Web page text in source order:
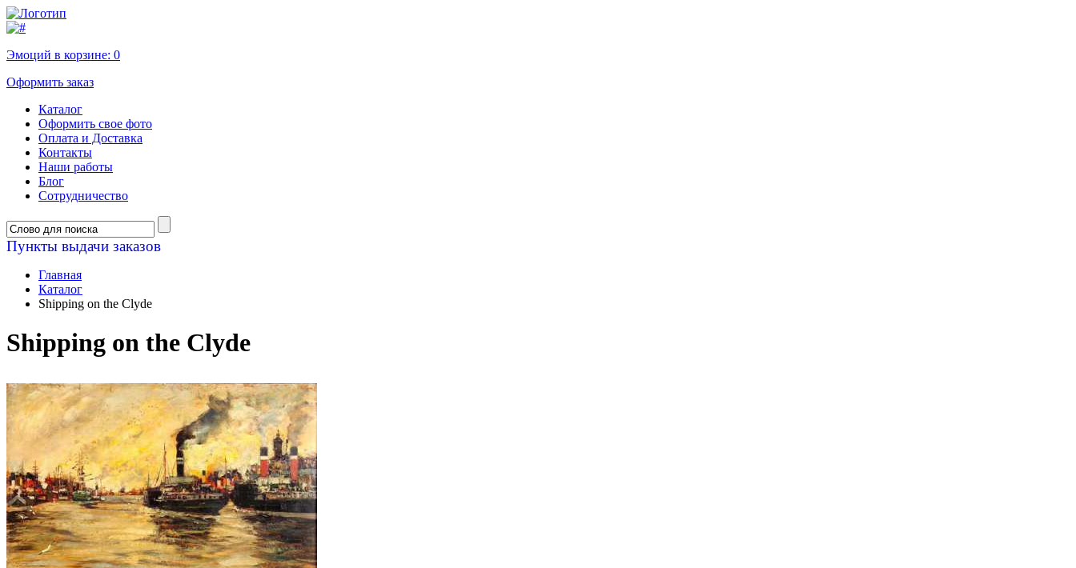
Эмоций в корзине: 0
Оформить заказ
Каталог
Оформить свое фото
Оплата и Доставка
Контакты
Наши работы
Блог
Сотрудничество
Пункты выдачи заказов
Главная
Каталог
Shipping on the Clyde
Shipping on the Clyde